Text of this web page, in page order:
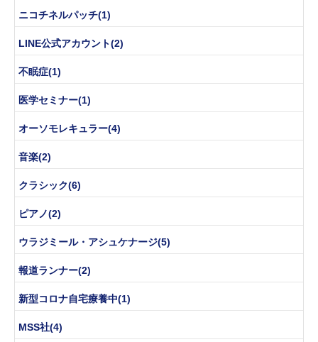
ニコチネルパッチ(1)
LINE公式アカウント(2)
不眠症(1)
医学セミナー(1)
オーソモレキュラー(4)
音楽(2)
クラシック(6)
ピアノ(2)
ウラジミール・アシュケナージ(5)
報道ランナー(2)
新型コロナ自宅療養中(1)
MSS社(4)